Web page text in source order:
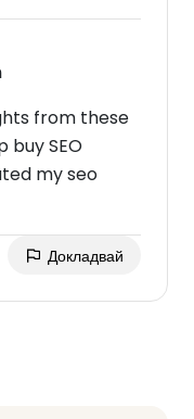
from these
buy SEO
my seo
Докладвай